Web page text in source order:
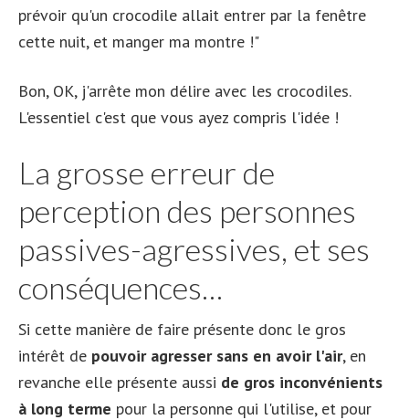
prévoir qu'un crocodile allait entrer par la fenêtre
cette nuit, et manger ma montre !"
Bon, OK, j'arrête mon délire avec les crocodiles.
L'essentiel c'est que vous ayez compris l'idée !
La grosse erreur de
perception des personnes
passives-agressives, et ses
conséquences…
Si cette manière de faire présente donc le gros
intérêt de pouvoir agresser sans en avoir l'air, en
revanche elle présente aussi de gros inconvénients
à long terme pour la personne qui l'utilise, et pour